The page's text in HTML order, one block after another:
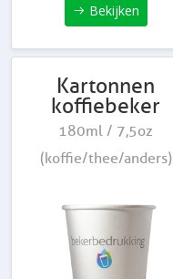
Bekijken
Kartonnen
koffiebeker
180ml / 7,5oz
(koffie/thee/anders)